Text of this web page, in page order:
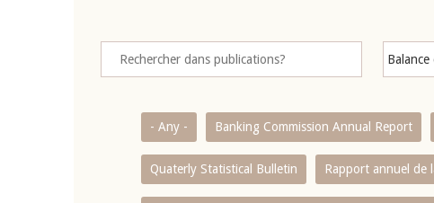
- Any - Banking Commission Annual Report
Quaterly Statistical Bulletin Rapport annuel de